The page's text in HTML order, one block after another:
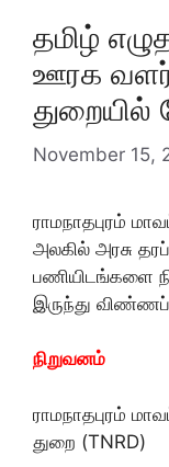
தமிழ்
ஊரக
November 15,
ராமநாதபுரம்
அலகில் அரசு
பணியிடங்களை
இருந்து
நிறுவனம்
ராமநாதபுரம்
துறை (TNRD)